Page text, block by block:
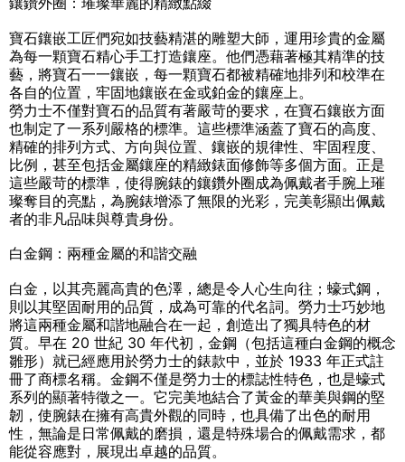
寶石鑲嵌工匠們宛如技藝精湛的雕塑大師，運用珍貴的金屬
為每一顆寶石精心手工打造鑲座。他們憑藉著極其精準的技
藝，將寶石一一鑲嵌，每一顆寶石都被精確地排列和校準在
各自的位置，牢固地鑲嵌在金或鉑金的鑲座上。
勞力士不僅對寶石的品質有著嚴苛的要求，在寶石鑲嵌方面
也制定了一系列嚴格的標準。這些標準涵蓋了寶石的高度、
精確的排列方式、方向與位置、鑲嵌的規律性、牢固程度、
比例，甚至包括金屬鑲座的精緻錶面修飾等多個方面。正是
這些嚴苛的標準，使得腕錶的鑲鑽外圈成為佩戴者手腕上璀
璨奪目的亮點，為腕錶增添了無限的光彩，完美彰顯出佩戴
者的非凡品味與尊貴身份。
白金鋼：兩種金屬的和諧交融
白金，以其亮麗高貴的色澤，總是令人心生向往；蠔式鋼，
則以其堅固耐用的品質，成為可靠的代名詞。勞力士巧妙地
將這兩種金屬和諧地融合在一起，創造出了獨具特色的材
質。早在 20 世紀 30 年代初，金鋼（包括這種白金鋼的概念
雛形）就已經應用於勞力士的錶款中，並於 1933 年正式註
冊了商標名稱。金鋼不僅是勞力士的標誌性特色，也是蠔式
系列的顯著特徵之一。它完美地結合了黃金的華美與鋼的堅
韌，使腕錶在擁有高貴外觀的同時，也具備了出色的耐用
性，無論是日常佩戴的磨損，還是特殊場合的佩戴需求，都
能從容應對，展現出卓越的品質。